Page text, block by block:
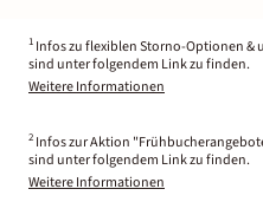
1 Infos zu flexiblen Storno-Optionen &
sind unter folgendem Link zu finden.
Weitere Informationen
2 Infos zur Aktion
sind unter folgendem Link zu finden.
Weitere Informationen